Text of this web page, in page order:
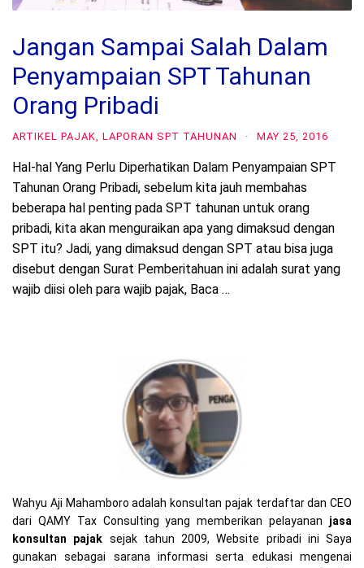
Jangan Sampai Salah Dalam
Penyampaian SPT Tahunan
Orang Pribadi
ARTIKEL PAJAK LAPORAN SPT TAHUNAN · MAY 25, 2016
Hal-hal Yang Perlu Diperhatikan Dalam Penyampaian SPT
Tahunan Orang Pribadi, sebelum kita jauh membahas
beberapa hal penting pada SPT tahunan untuk orang
pribadi, kita akan menguraikan apa yang dimaksud dengan
SPT itu? Jadi, yang dimaksud dengan SPT atau bisa juga
disebut dengan Surat Pemberitahuan ini adalah surat yang
wajib diisi oleh para wajib pajak, Baca …
Wahyu Aji Mahamboro adalah konsultan pajak terdaftar dan CEO
dari QAMY Tax Consulting yang memberikan pelayanan jasa
konsultan pajak sejak tahun 2009, Website pribadi ini Saya
gunakan sebagai sarana informasi serta edukasi mengenai